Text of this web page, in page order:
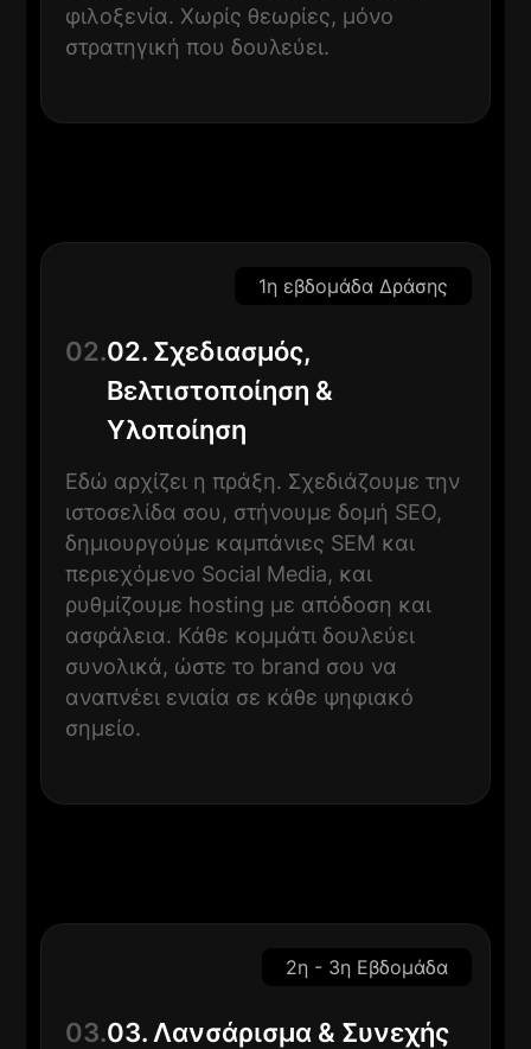
φιλοξενία. Χωρίς θεωρίες, μόνο
στρατηγική που δουλεύει.
1η εβδομάδα Δράσης
02.02. Σχεδιασμός,
Βελτιστοποίηση &
Υλοποίηση
Εδώ αρχίζει η πράξη. Σχεδιάζουμε την
ιστοσελίδα σου, στήνουμε δομή SEO,
δημιουργούμε καμπάνιες SEM και
περιεχόμενο Social Media, και
ρυθμίζουμε hosting με απόδοση και
ασφάλεια. Κάθε κομμάτι δουλεύει
συνολικά, ώστε το brand σου να
αναπνέει ενιαία σε κάθε ψηφιακό
σημείο.
2η - 3η Εβδομάδα
03.03. Λανσάρισμα & Συνεχής